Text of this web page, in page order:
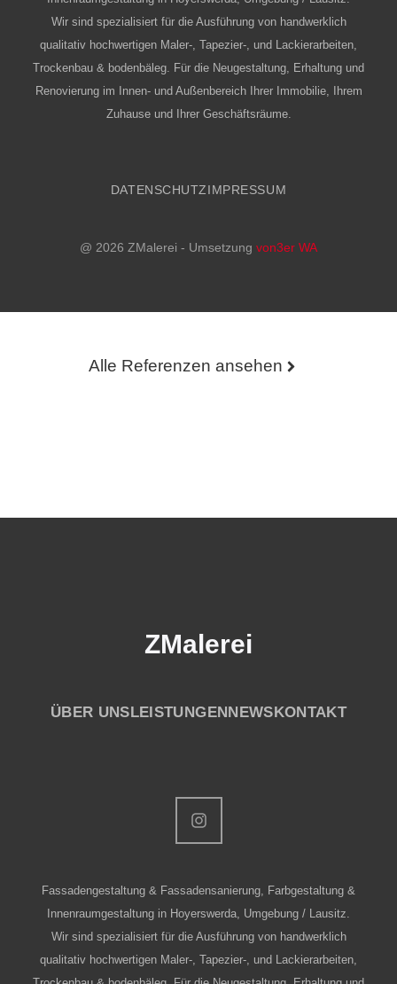
Wir sind spezialisiert für die Ausführung von handwerklich
qualitativ hochwertigen Maler-, Tapezier-, und Lackierarbeiten,
Trockenbau & bodenbäleg. Für die Neugestaltung, Erhaltung und
Renovierung im Innen- und Außenbereich Ihrer Immobilie, Ihrem
Zuhause und Ihrer Geschäftsräume.
DATENSCHUTZIMPRESSUM
@ 2026 ZMalerei - Umsetzung von3er WA
Alle Referenzen ansehen
ZMalerei
ÜBER UNS LEISTUNGEN NEWS KONTAKT
Fassadengestaltung & Fassadensanierung, Farbgestaltung &
Innenraumgestaltung in Hoyerswerda, Umgebung / Lausitz.
Wir sind spezialisiert für die Ausführung von handwerklich
qualitativ hochwertigen Maler-, Tapezier-, und Lackierarbeiten,